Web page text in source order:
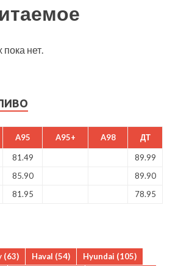
нет.
A95 A95+ A98 ДТ
81.49
89.99
85.90
89.90
81.95 78.95
(63) Haval (54) Hyundai (105)